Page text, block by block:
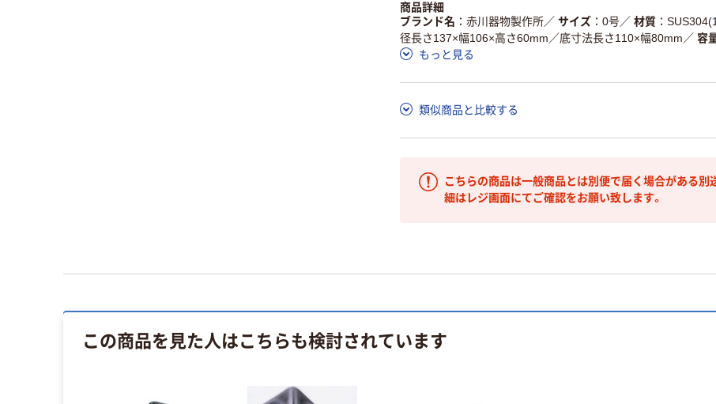
商品詳細
ブランド名
赤川器物製作所／ サイズ 0号／ 材質
径長さ137×幅106×高さ60mm／底寸法長さ110×幅80mm ／ 容
もっと見る
類似商品と比較する
こちらの商品は一般商品とは別便で届く場合がある別
細はレジ画面にてご確認をお願い致します。
この商品を見た人はこちらも検討されています